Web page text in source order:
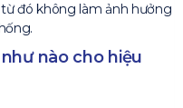
đó không làm ảnh hưởng
nào cho hiệu